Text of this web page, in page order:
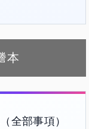
本
全部事項）